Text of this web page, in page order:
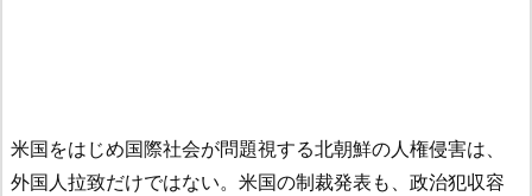
米国をはじめ国際社会が問題視する北朝鮮の人権侵害は、
外国人拉致だけではない。米国の制裁発表も、政治犯収容